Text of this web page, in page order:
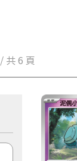
/ 共 6 頁